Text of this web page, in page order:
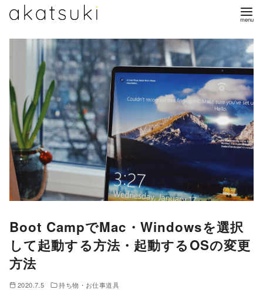
Boot CampでMac・Windowsを選択
して起動する方法・起動するOSの変更
方法
2020.7.5 持ち物・お仕事道具